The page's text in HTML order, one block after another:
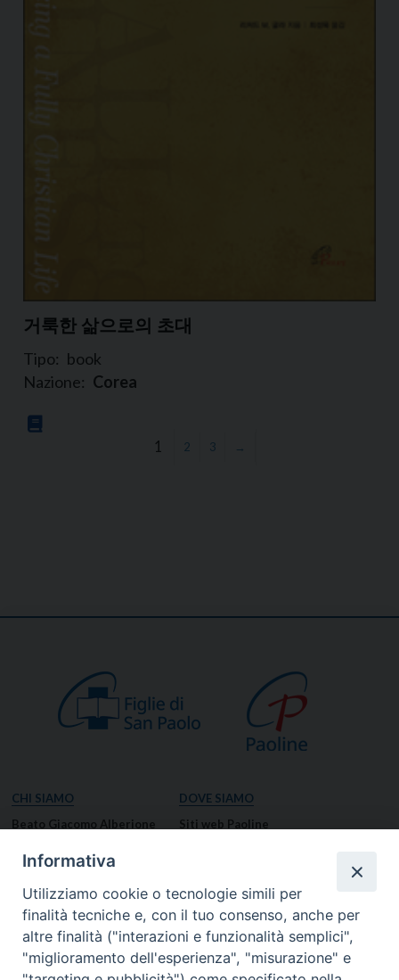
거룩한 삶으로의 초대
Tipo: book
Nazione: Corea
1 2 3 →
CHI SIAMO
Beato Giacomo Alberione
Missione Paolina
Luoghi delle Origini
Governo Generale
DOVE SIAMO
Siti web Paoline
Notizie dal governo generale
Notizie in breve
RISORSE
Informativa
Utilizziamo cookie o tecnologie simili per
finalità tecniche e, con il tuo consenso, anche per
altre finalità ("interazioni e funzionalità semplici",
"miglioramento dell'esperienza", "misurazione" e